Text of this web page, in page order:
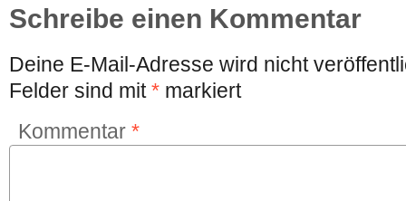
Schreibe einen Kommentar
Deine E-Mail-Adresse wird nicht
Felder sind mit* markiert
Kommentar *